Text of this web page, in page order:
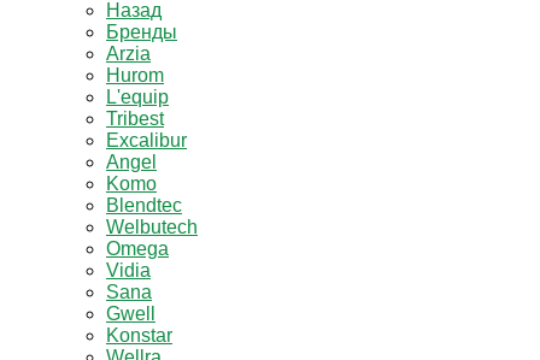
Назад
Бренды
Arzia
Hurom
L'equip
Tribest
Excalibur
Angel
Komo
Blendtec
Welbutech
Omega
Vidia
Sana
Gwell
Konstar